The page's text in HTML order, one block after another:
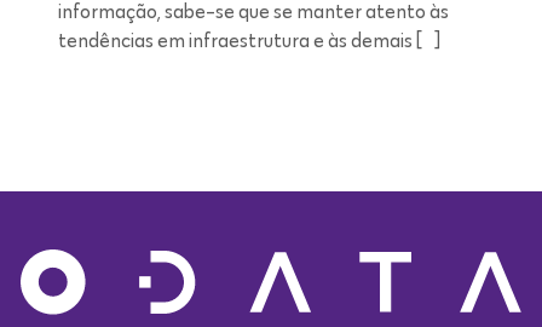
informação, sabe-se que se manter atento às
tendências em infraestrutura e às demais […]